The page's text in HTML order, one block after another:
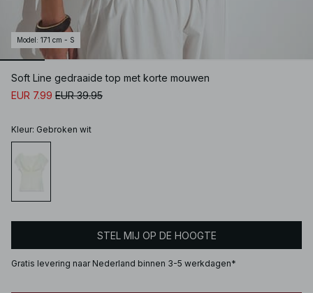
Model : 171 cm - S
Soft Line gedraaide top met korte mouwen
EUR 7.99 EUR 39.95
Kleur: Gebroken wit
STEL MIJ OP DE HOOGTE
Gratis levering naar Nederland binnen 3-5 werkdagen*